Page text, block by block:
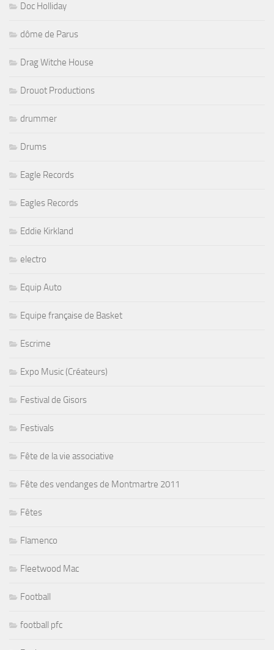
Doc Holliday
dôme de Parus
Drag Witche House
Drouot Productions
drummer
Drums
Eagle Records
Eagles Records
Eddie Kirkland
electro
Equip Auto
Equipe française de Basket
Escrime
Expo Music (Créateurs)
Festival de Gisors
Festivals
Fête de la vie associative
Fête des vendanges de Montmartre 2011
Fêtes
Flamenco
Fleetwood Mac
Football
football pfc